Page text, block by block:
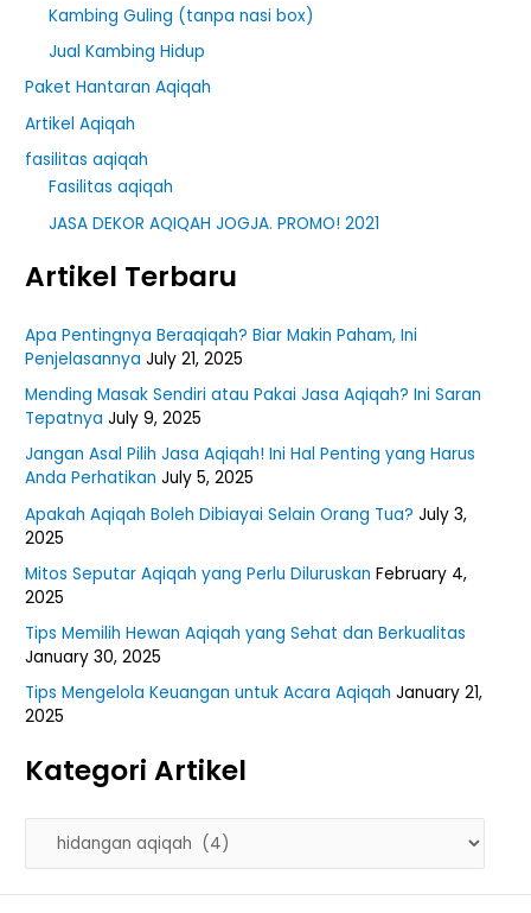
Kambing Guling (tanpa nasi box)
Jual Kambing Hidup
Paket Hantaran Aqiqah
Artikel Aqiqah
fasilitas aqiqah
Fasilitas aqiqah
JASA DEKOR AQIQAH JOGJA. PROMO! 2021
Artikel Terbaru
Apa Pentingnya Beraqiqah? Biar Makin Paham, Ini
Penjelasannya July 21, 2025
Mending Masak Sendiri atau Pakai Jasa Aqiqah? Ini Saran
Tepatnya July 9, 2025
Jangan Asal Pilih Jasa Aqiqah! Ini Hal Penting yang Harus
Anda Perhatikan July 5, 2025
Apakah Aqiqah Boleh Dibiayai Selain Orang Tua? July 3,
2025
Mitos Seputar Aqiqah yang Perlu Diluruskan February 4,
2025
Tips Memilih Hewan Aqiqah yang Sehat dan Berkualitas
January 30, 2025
Tips Mengelola Keuangan untuk Acara Aqiqah January 21,
2025
Kategori Artikel